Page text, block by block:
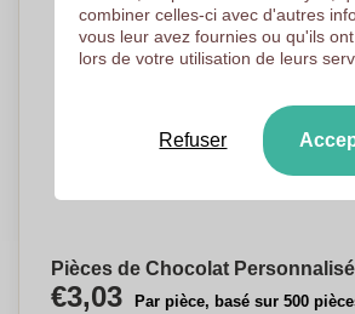
Pièces de Chocolat
€3,03 Par pièce, basé sur 500
combiner celles-ci avec d'autres
vous leur avez fournies ou qu'ils
lors de votre utilisation de leurs
Refuser